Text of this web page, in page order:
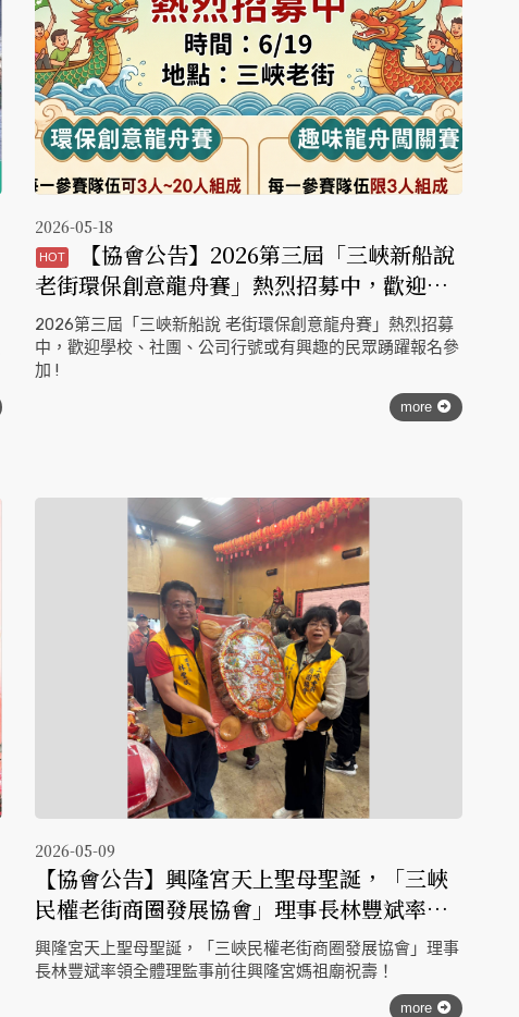
2026-05-18
【協會公告】2026第三屆「三峽新船說
老街環保創意龍舟賽」熱烈招募中，歡迎學
校、社團、公司行號或有興趣的民眾踴躍報
名參加 !
2026第三屆「三峽新船說 老街環保創意龍舟賽」熱烈招募
中，歡迎學校、社團、公司行號或有興趣的民眾踴躍報名參
加 !
more
2026-05-09
【協會公告】興隆宮天上聖母聖誕，「三峽
民權老街商圈發展協會」理事長林豐斌率領
全體理監事前往興隆宮媽祖廟祝壽！
興隆宮天上聖母聖誕，「三峽民權老街商圈發展協會」理事
長林豐斌率領全體理監事前往興隆宮媽祖廟祝壽！
more